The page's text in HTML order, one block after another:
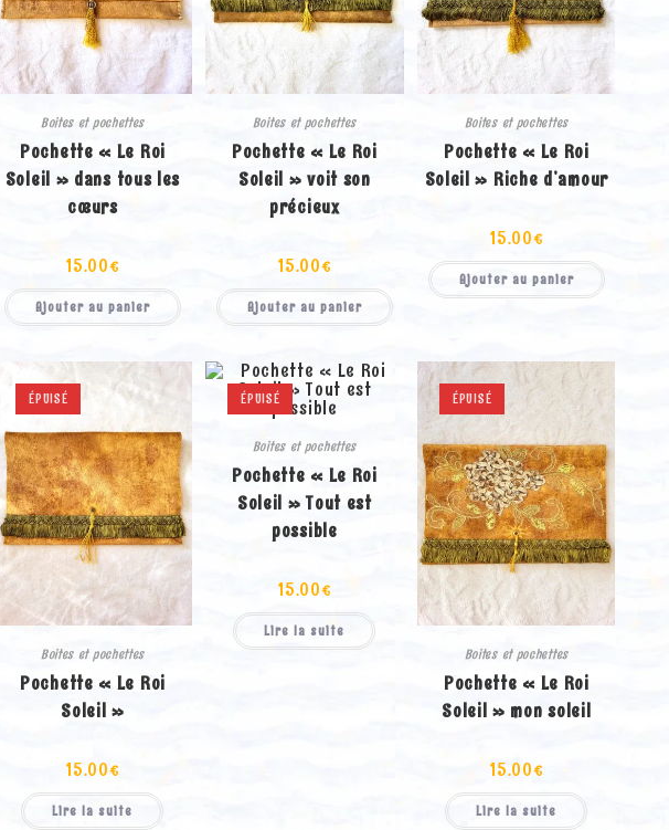
Boites et pochettes
Pochette « Le Roi
Soleil » dans tous les
cœurs
15.00€
Ajouter au panier
Boites et pochettes
Pochette « Le Roi
Soleil » voit son
précieux
15.00€
Ajouter au panier
Boites et pochettes
Pochette « Le Roi
Soleil » Riche d’amour
15.00€
Ajouter au panier
ÉPUISÉ
Boites et pochettes
Pochette « Le Roi
Soleil »
15.00€
Lire la suite
ÉPUISÉ
Boites et pochettes
Pochette « Le Roi
Soleil » Tout est
possible
15.00€
Lire la suite
ÉPUISÉ
Boites et pochettes
Pochette « Le Roi
Soleil » mon soleil
15.00€
Lire la suite